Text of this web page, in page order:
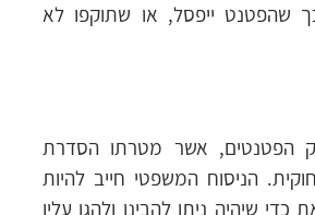
שהפטנט ייפסל, או שתוקפו לא
הפטנטים, אשר מטרתו הסדרת
הניסוח המשפטי חייב להיות
כדי שיהיה ניתן להבינו ולהגן עליו